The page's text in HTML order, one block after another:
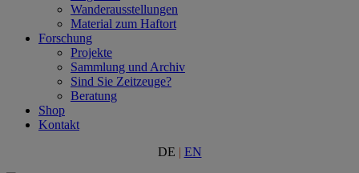
Wanderausstellungen
Material zum Haftort
Forschung
Projekte
Sammlung und Archiv
Sind Sie Zeitzeuge?
Beratung
Shop
Kontakt
DE | EN